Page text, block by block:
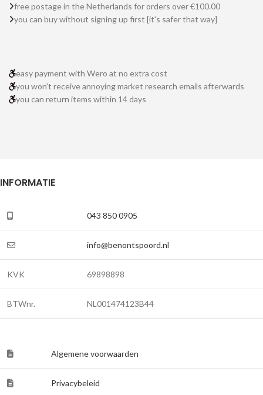
free postage in the Netherlands for orders over €100.00
you can buy without signing up first [it's safer that way]
easy payment with Wero at no extra cost
you won't receive annoying market research emails afterwards
you can return items within 14 days
INFORMATIE
043 850 0905
info@benontspoord.nl
KVK 69898898
BTWnr. NL001474123B44
Algemene voorwaarden
Privacybeleid